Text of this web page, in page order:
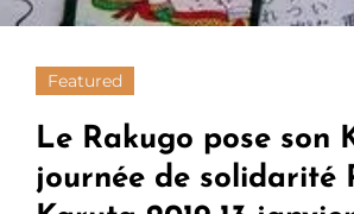
Featured
Le Rakugo pose son
journée de solidarité